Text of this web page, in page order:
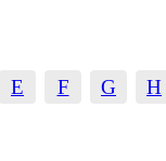
E F G H